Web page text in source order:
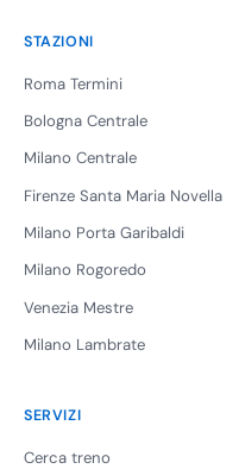
STAZIONI
Roma Termini
Bologna Centrale
Milano Centrale
Firenze Santa Maria Novella
Milano Porta Garibaldi
Milano Rogoredo
Venezia Mestre
Milano Lambrate
SERVIZI
Cerca treno